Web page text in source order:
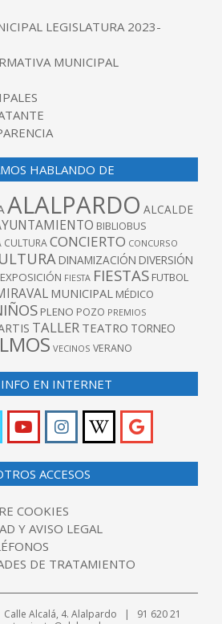
LEGISLATURA 2023-
MUNICIPAL
HABLANDO DE
ALALPARDO ALCALDE
BIBLIOBUS
CULTURACONCIERTO CONCURSO
DINAMIZACIÓN DIVERSIÓN
EXPOSICIÓN FIESTA FIESTAS FUTBOL
MUNICIPAL MÉDICO
PLENO POZO PREMIOS
TALLER TEATRO TORNEO
VECINOS VERANO
EN INTERNET
ACCESOS
COOKIES
Y AVISO LEGAL
DE TRATAMIENTO
Alcalá, 4. Alalpardo | 91 620 21